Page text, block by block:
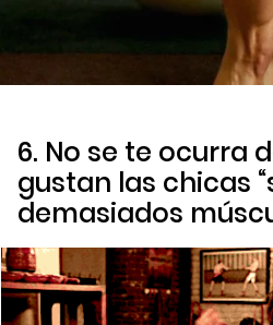
6. No se te ocurra
gustan las chicas
demasiados